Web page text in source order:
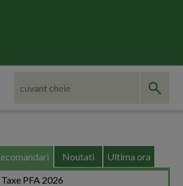
Noutati Ultima ora
Taxe PFA 2026